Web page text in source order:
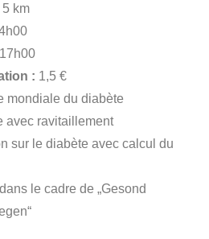
km
17h00
: 1,5 €
mondiale du diabète
avec ravitaillement
sur le diabète avec calcul du
dans le cadre de „Gesond